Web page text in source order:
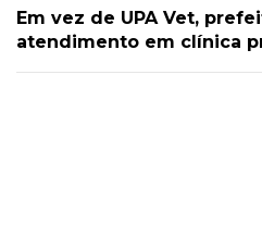
Em vez de UPA Vet,
atendimento em clínica